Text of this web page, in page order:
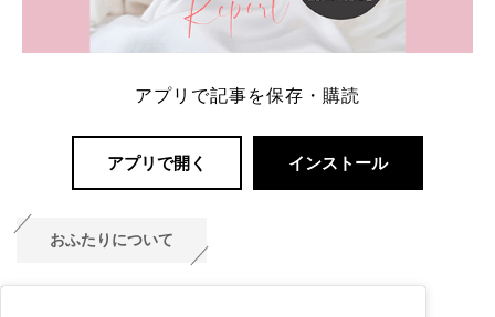
アプリで記事を保存・購読
アプリで開く インストール
おふたりについて